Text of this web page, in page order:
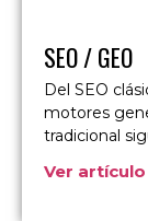
SEO / GEO
Del SEO
motores
tradicional
Ver